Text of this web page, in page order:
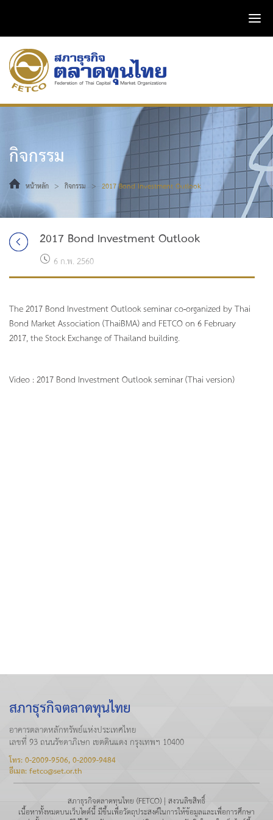
กิจกรรม
หน้าหลัก > กิจกรรม > 2017 Bond Investment Outlook
2017 Bond Investment Outlook
6 ก.พ. 2560
The 2017 Bond Investment Outlook seminar co-organized by Thai
Bond Market Association (ThaiBMA) and FETCO on 6 February
2017, the Stock Exchange of Thailand building.
Video : 2017 Bond Investment Outlook seminar (Thai version)
สภาธุรกิจตลาดทุนไทย
อาคารตลาดหลักทรัพย์แห่งประเทศไทย
เลขที่ 93 ถนนรัชดาภิเษก เขตดินแดง กรุงเทพฯ 10400
โทร: 0-2009-9506, 0-2009-9484
อีเมล: fetco@set.or.th
สภาธุรกิจตลาดทุนไทย (FETCO) | สงวนลิขสิทธิ์
เนื้อหาทั้งหมดบนเว็บไซต์นี้ มีขึ้นเพื่อวัตถุประสงค์ในการให้ข้อมูลและเพื่อการศึกษา